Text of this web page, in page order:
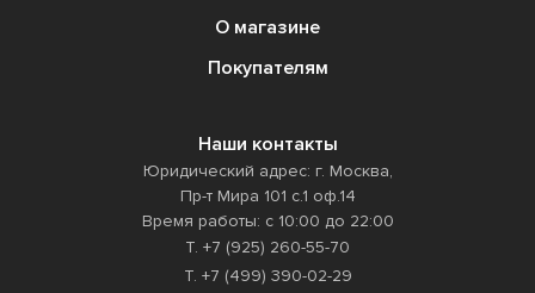
О магазине
Покупателям
Наши контакты
Юридический адрес: г. Москва,
Пр-т Мира 101 с.1 оф.14
Время работы: с 10:00 до 22:00
Т. +7 (925) 260-55-70
Т. +7 (499) 390-02-29